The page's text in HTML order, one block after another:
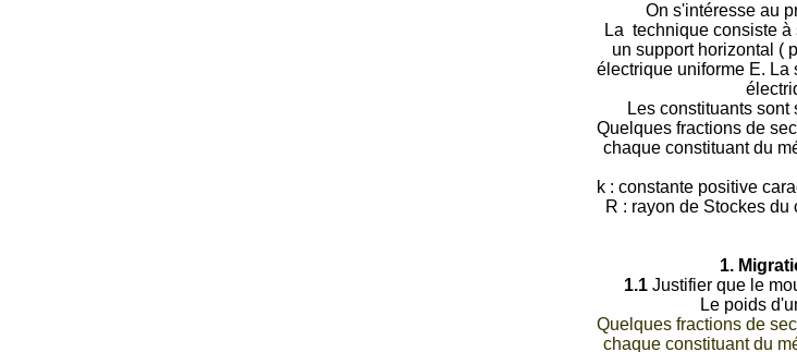
On s'intéresse au
La technique consiste
un support horizontal (
électrique uniforme E. La
Les constituants
Quelques fractions de
chaque constituant du
k : constante positive
R : rayon de Stockes
1.
1.1Justifier que le
Le poids
Quelques fractions de
chaque constituant du